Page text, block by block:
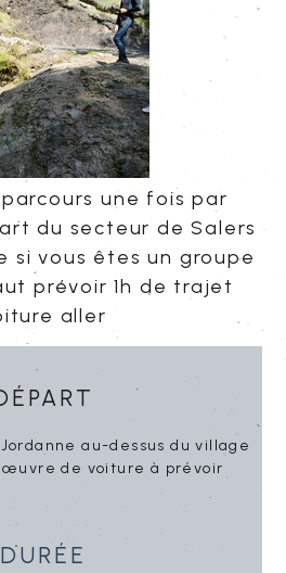
parcours une fois par
du secteur de Salers
si vous êtes un groupe
prévoir 1h de trajet
aller
au-dessus du village
de voiture à prévoir
Durée